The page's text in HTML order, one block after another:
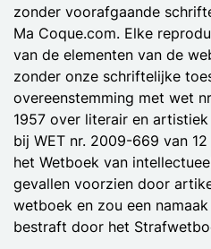
zonder voorafgaande
Ma Coque.com. Elke
van de elementen van de
zonder onze schriftelijke
overeenstemming met wet
1957 over literair en
bij WET nr. 2009-669 van
het Wetboek van
gevallen voorzien door
wetboek en zou een
bestraft door het